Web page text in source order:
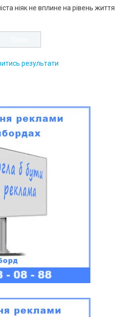
ніяк не вплине на рівень життя
результати